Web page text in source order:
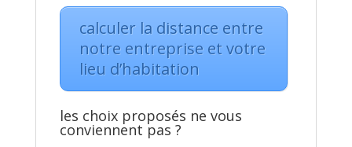
calculer la distance entre
notre entreprise et votre
lieu d’habitation
les choix proposés ne vous
conviennent pas ?